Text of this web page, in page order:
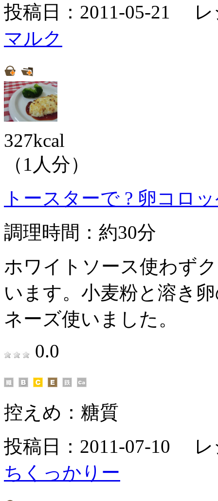
投稿日：2011-05-21
マルク
327kcal
（1人分）
トースターで ? 卵コロ
調理時間：約30分
ホワイトソース使わず
います。小麦粉と溶き
ネーズ使いました。
0.0
控えめ： 糖質
投稿日：2011-07-10
ちくっかりー